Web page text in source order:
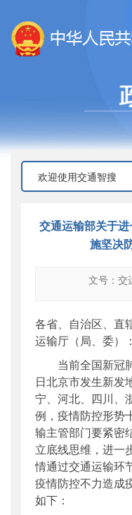
交通运输部关于
施坚决
文号：交
交
公开日期：2020
主题词 ：
机构分类：运输
主题分类：应急
公文类型：部明
各省、自治区、直
运输厅（局、委）：
当前全国新冠肺
日北京市发生新发
宁、河北、四川、
例，疫情防控形势
输主管部门要紧密
立底线思维，进一
情通过交通运输环
疫情防控不力造成
如下：